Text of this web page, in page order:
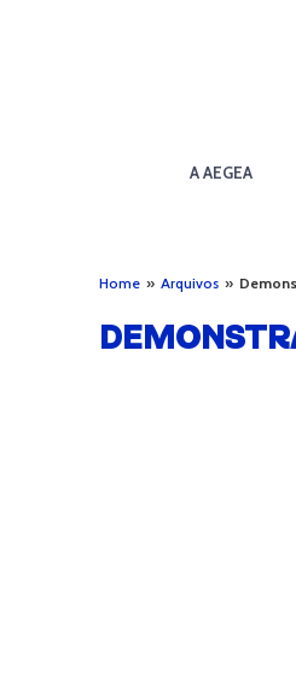
A AEGEA
Home » Arquivos »